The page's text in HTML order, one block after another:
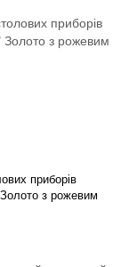
приборів
з рожевим